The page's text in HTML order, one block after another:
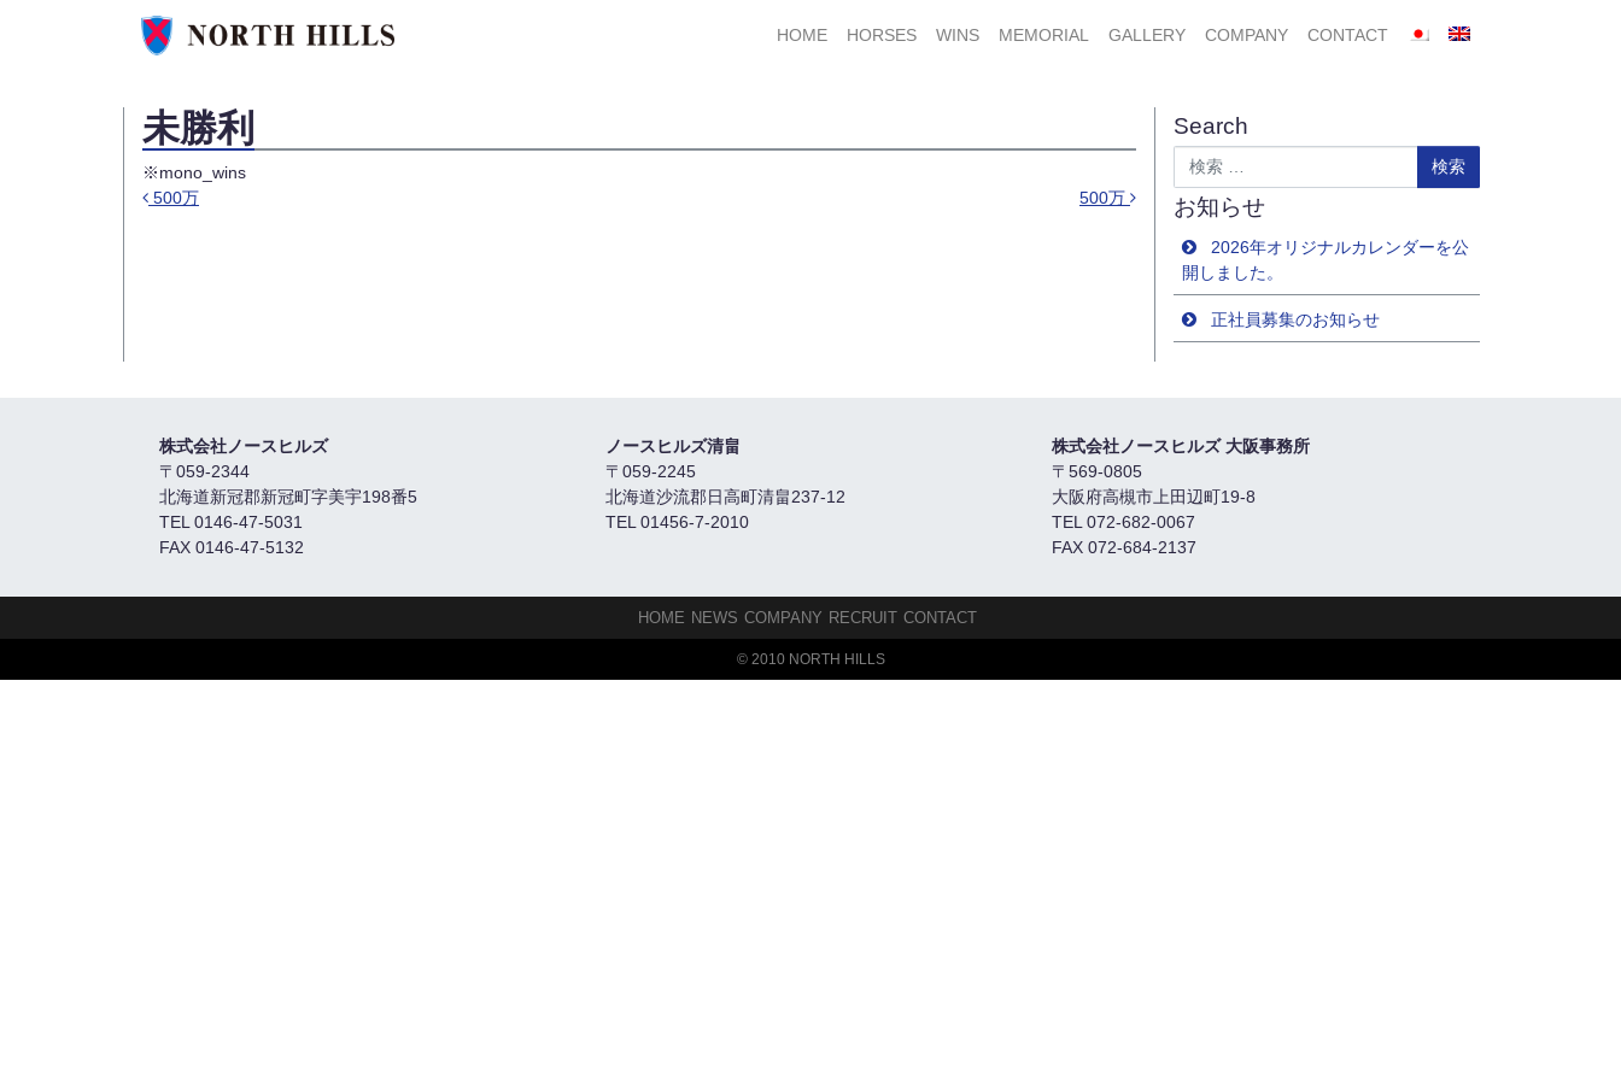
HOME
HORSES WINS MEMORIAL GALLERY COMPANY CONTACT
未勝利
※mono_wins
500万 500万
Search
検索
お知らせ
2026年オリジナルカレンダーを公
開しました。
正社員募集のお知らせ
株式会社ノースヒルズ
〒059-2344
北海道新冠郡新冠町字美宇198番5
TEL 0146-47-5031
FAX 0146-47-5132
ノースヒルズ清畠
〒059-2245
北海道沙流郡日高町清畠237-12
TEL 01456-7-2010
株式会社ノースヒルズ 大阪事務所
〒569-0805
大阪府高槻市上田辺町19-8
TEL 072-682-0067
FAX 072-684-2137
HOME NEWS COMPANY RECRUIT CONTACT
© 2010 NORTH HILLS